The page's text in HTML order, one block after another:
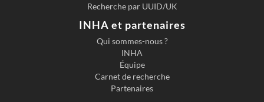
Recherche par UUID/UK
INHA et partenaires
Qui sommes-nous ?
INHA
Équipe
Carnet de recherche
Partenaires